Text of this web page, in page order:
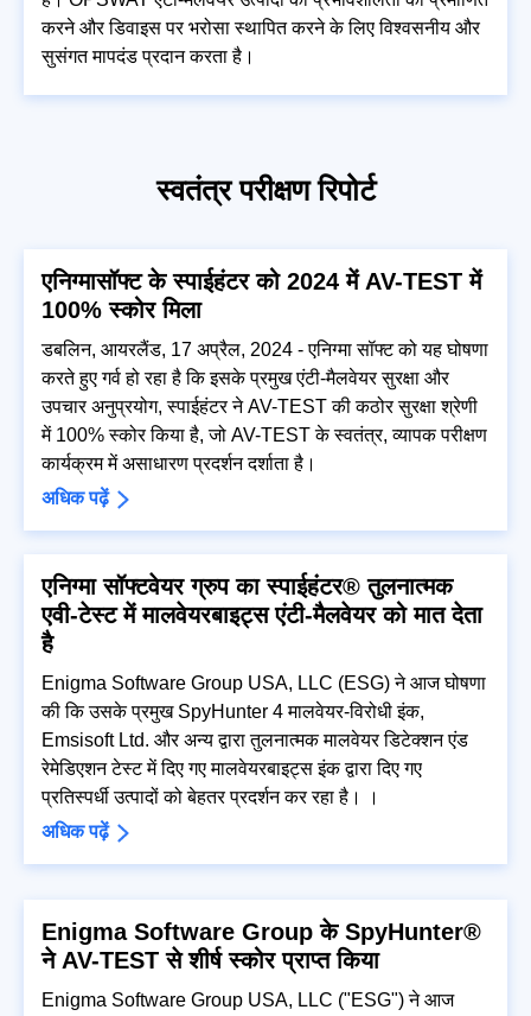
करने और डिवाइस पर भरोसा स्थापित करने के लिए विश्वसनीय और
सुसंगत मापदंड प्रदान करता है।
स्वतंत्र परीक्षण रिपोर्ट
एनिग्मासॉफ्ट के स्पाईहंटर को 2024 में AV-TEST में
100% स्कोर मिला
डबलिन, आयरलैंड, 17 अप्रैल, 2024 - एनिग्मा सॉफ्ट को यह घोषणा
करते हुए गर्व हो रहा है कि इसके प्रमुख एंटी-मैलवेयर सुरक्षा और
उपचार अनुप्रयोग, स्पाईहंटर ने AV-TEST की कठोर सुरक्षा श्रेणी
में 100% स्कोर किया है, जो AV-TEST के स्वतंत्र, व्यापक परीक्षण
कार्यक्रम में असाधारण प्रदर्शन दर्शाता है।
अधिक पढ़ें
एनिग्मा सॉफ्टवेयर ग्रुप का स्पाईहंटर® तुलनात्मक
एवी-टेस्ट में मालवेयरबाइट्स एंटी-मैलवेयर को मात देता
है
Enigma Software Group USA, LLC (ESG) ने आज घोषणा
की कि उसके प्रमुख SpyHunter 4 मालवेयर-विरोधी इंक,
Emsisoft Ltd. और अन्य द्वारा तुलनात्मक मालवेयर डिटेक्शन एंड
रेमेडिएशन टेस्ट में दिए गए मालवेयरबाइट्स इंक द्वारा दिए गए
प्रतिस्पर्धी उत्पादों को बेहतर प्रदर्शन कर रहा है। ।
अधिक पढ़ें
Enigma Software Group के SpyHunter®
ने AV-TEST से शीर्ष स्कोर प्राप्त किया
Enigma Software Group USA, LLC ("ESG") ने आज